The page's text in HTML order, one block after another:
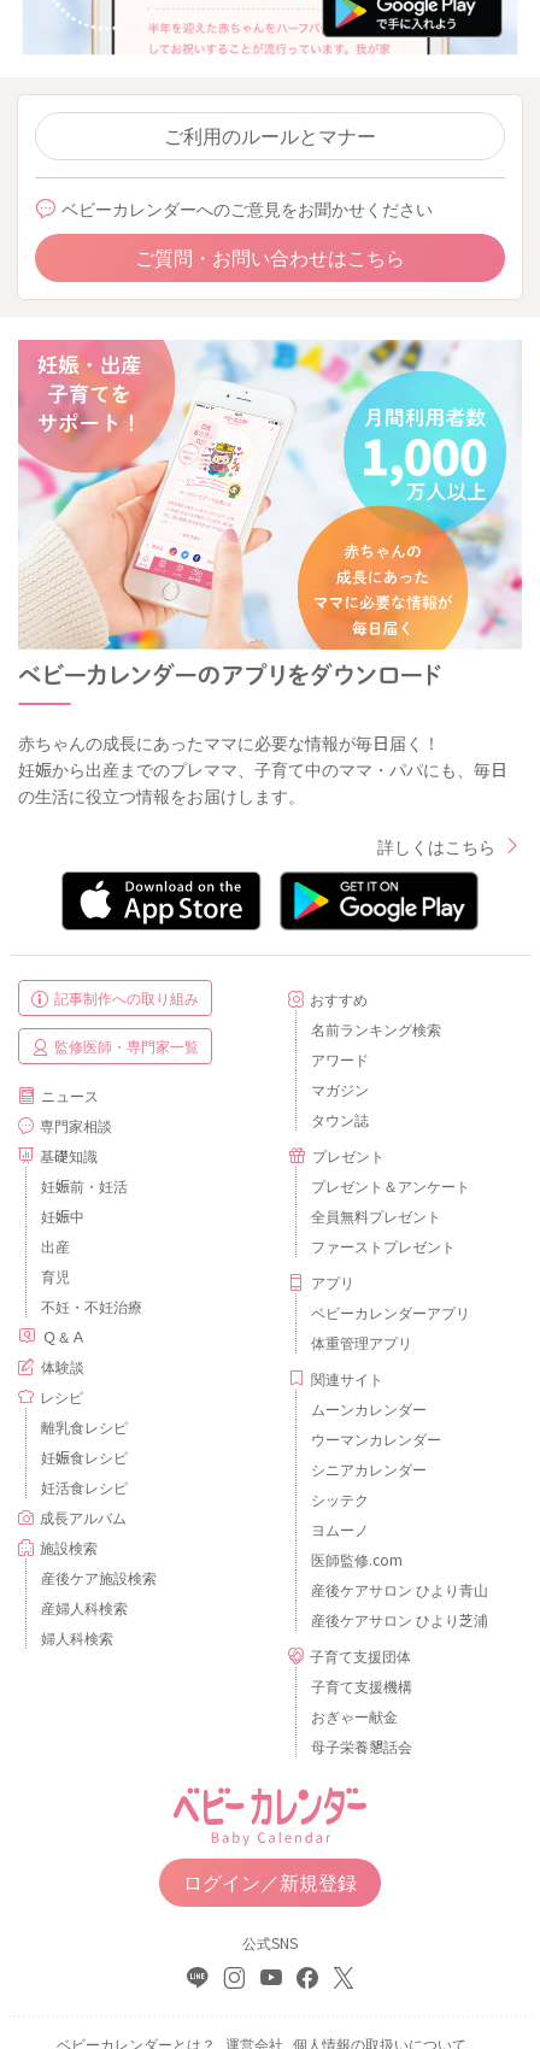
ご利用のルールとマナー
ベビーカレンダーへのご意見をお聞かせください
ご質問・お問い合わせはこちら
赤ちゃんの成長にあったママに必要な情報が毎日届く！
妊娠から出産までのプレママ、子育て中のママ・パパにも、毎日
の生活に役立つ情報をお届けします。
詳しくはこちら
記事制作への取り組み
監修医師・専門家一覧
ニュース
専門家相談
基礎知識
妊娠前・妊活
妊娠中
出産
育児
不妊・不妊治療
Ｑ＆Ａ
体験談
レシピ
離乳食レシピ
妊娠食レシピ
妊活食レシピ
成長アルバム
施設検索
産後ケア施設検索
産婦人科検索
婦人科検索
おすすめ
名前ランキング検索
アワード
マガジン
タウン誌
プレゼント
プレゼント＆アンケート
全員無料プレゼント
ファーストプレゼント
アプリ
ベビーカレンダーアプリ
体重管理アプリ
関連サイト
ムーンカレンダー
ウーマンカレンダー
シニアカレンダー
シッテク
ヨムーノ
医師監修.com
産後ケアサロン ひより青山
産後ケアサロン ひより芝浦
子育て支援団体
子育て支援機構
おぎゃー献金
母子栄養懇話会
ログイン／新規登録
公式SNS
ベビーカレンダーとは？ 運営会社 個人情報の取扱いについて